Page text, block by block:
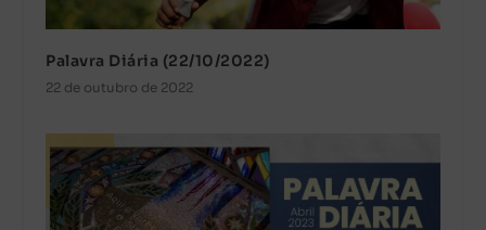
Palavra Diária (22/10/2022)
22 de outubro de 2022